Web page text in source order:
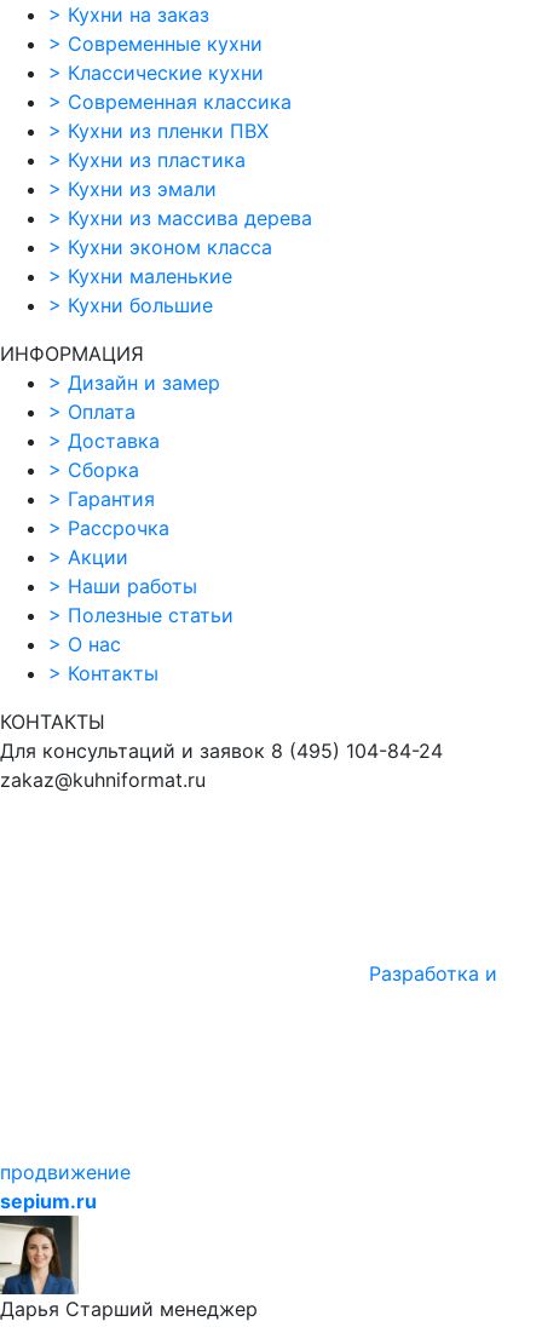
> Кухни на заказ
> Современные кухни
> Классические кухни
> Современная классика
> Кухни из пленки ПВХ
> Кухни из пластика
> Кухни из эмали
> Кухни из массива дерева
> Кухни эконом класса
> Кухни маленькие
> Кухни большие
ИНФОРМАЦИЯ
> Дизайн и замер
> Оплата
> Доставка
> Сборка
> Гарантия
> Рассрочка
> Акции
> Наши работы
> Полезные статьи
> О нас
> Контакты
КОНТАКТЫ
Для консультаций и заявок 8 (495) 104-84-24
zakaz@kuhniformat.ru
Разработка и
продвижение
sepium.ru
Дарья Старший менеджер